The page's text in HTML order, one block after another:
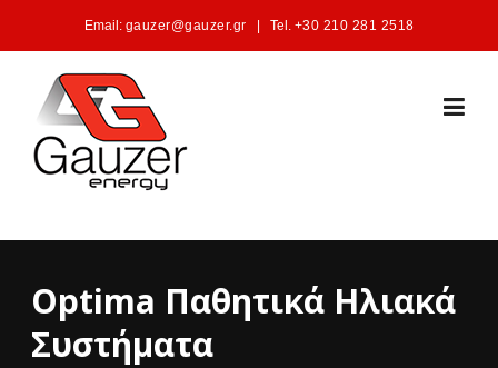
Email: gauzer@gauzer.gr Tel. +30 210 281 2518
Optima Παθητικά Ηλιακά
Συστήματα